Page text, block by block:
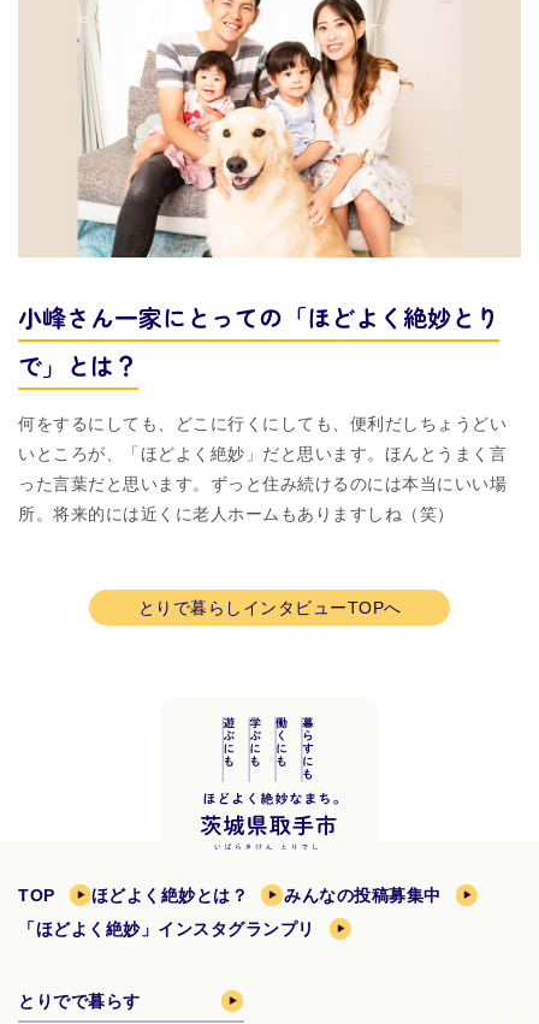
小峰さん一家にとっての「ほどよく絶妙とり
で」とは？
何をするにしても、どこに行くにしても、便利だしちょうどい
いところが、「ほどよく絶妙」だと思います。ほんとうまく言
った言葉だと思います。ずっと住み続けるのには本当にいい場
所。将来的には近くに老人ホームもありますしね（笑）
とりで暮らしインタビューTOPへ
TOP ほどよく絶妙とは？
みんなの投稿募集中
「ほどよく絶妙」インスタグランプリ
とりでで暮らす